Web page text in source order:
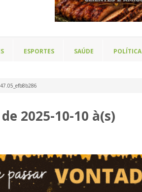
ESPORTES SAÚDE POLÍTICA
2025-10-10 à(s)